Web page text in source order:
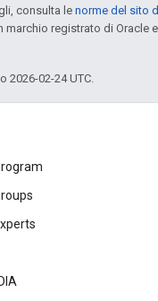
consulta lenorme del sito
marchio registrato di Oracle
2026-02-24 UTC.